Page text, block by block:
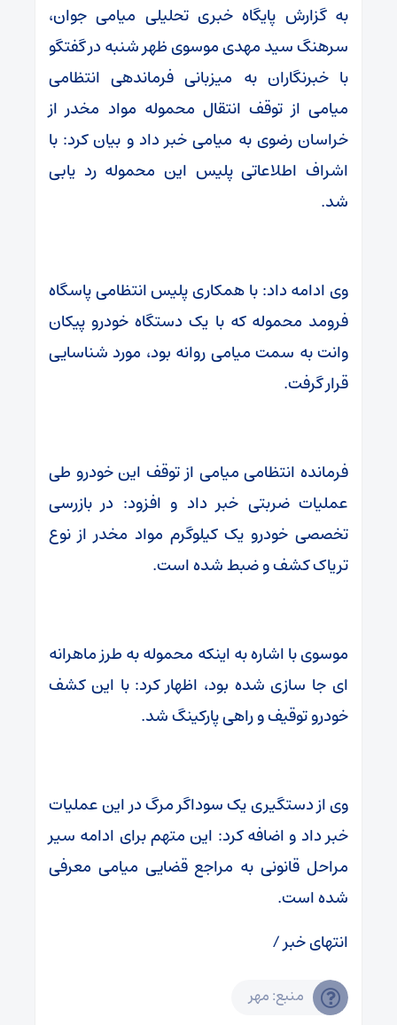
به گزارش پایگاه خبری تحلیلی میامی جوان،
سرهنگ سید مهدی موسوی ظهر شنبه در گفتگو
با خبرنگاران به میزبانی فرماندهی انتظامی
میامی از توقف انتقال محموله مواد مخدر از
خراسان رضوی به میامی خبر داد و بیان کرد: با
اشراف اطلاعاتی پلیس این محموله رد یابی
شد.
وی ادامه داد: با همکاری پلیس انتظامی پاسگاه
فرومد محموله که با یک دستگاه خودرو پیکان
وانت به سمت میامی روانه بود، مورد شناسایی
قرار گرفت.
فرمانده انتظامی میامی از توقف این خودرو طی
عملیات ضربتی خبر داد و افزود: در بازرسی
تخصصی خودرو یک کیلوگرم مواد مخدر از نوع
تریاک کشف و ضبط شده است.
موسوی با اشاره به اینکه محموله به طرز ماهرانه
ای جا سازی شده بود، اظهار کرد: با این کشف
خودرو توقیف و راهی پارکینگ شد.
وی از دستگیری یک سوداگر مرگ در این عملیات
خبر داد و اضافه کرد: این متهم برای ادامه سیر
مراحل قانونی به مراجع قضایی میامی معرفی
شده است.
انتهای خبر /
منبع: مهر